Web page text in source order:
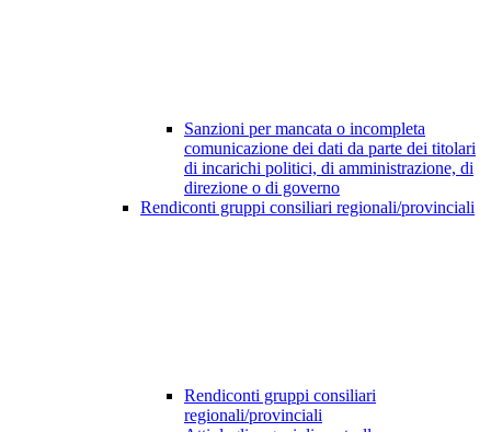
Sanzioni per mancata o incompleta
comunicazione dei dati da parte dei titolari
di incarichi politici, di amministrazione, di
direzione o di governo
Rendiconti gruppi consiliari regionali/provinciali
Rendiconti gruppi consiliari
regionali/provinciali